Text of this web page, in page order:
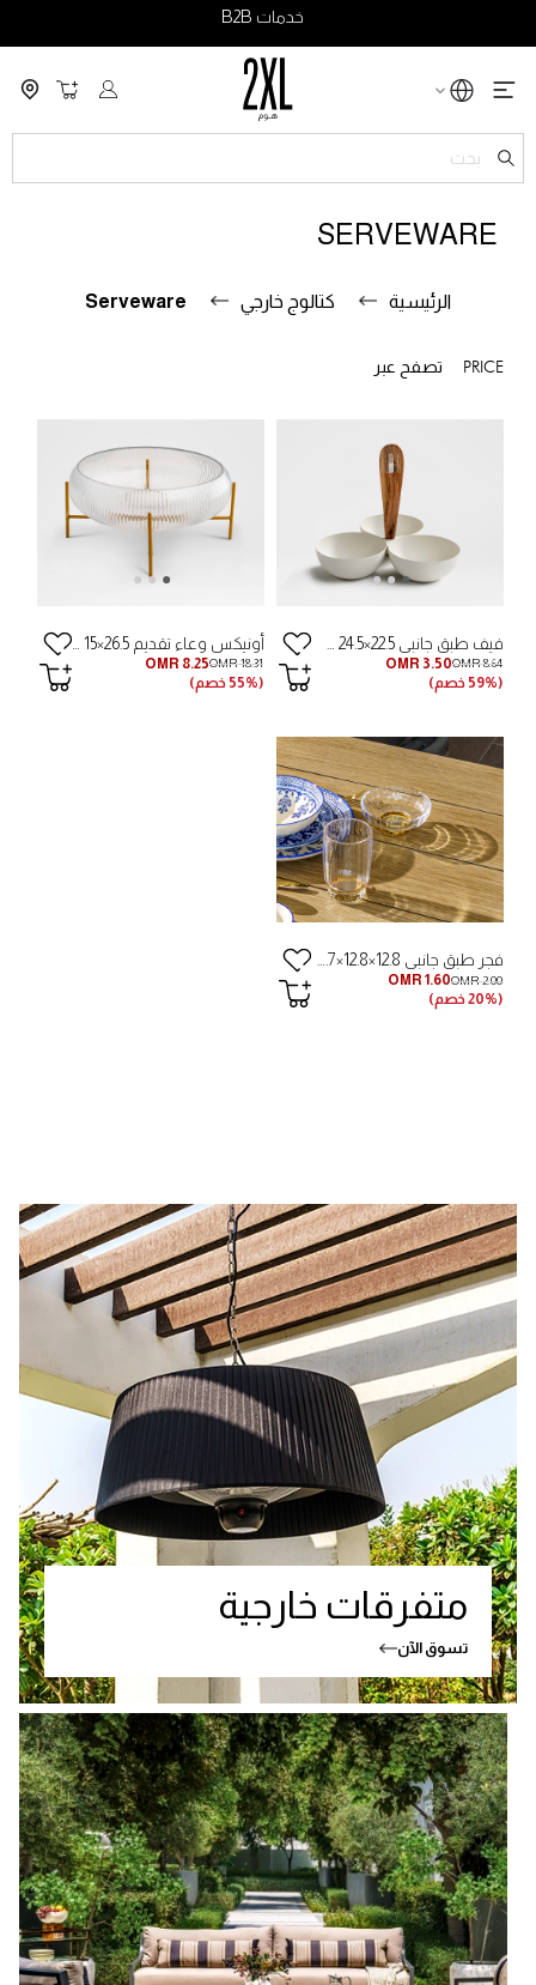
خدمات B2B
سلة
SERVEWARE
الرئيسية كتالوج خارجي Serveware
PRICE تصفح عبر
OMR 3.50OMR 8.64
(59% خصم)
OMR 8.25OMR 18.31
(55% خصم)
فجر طبق جانبي 12.8×12.8×5.7 سم - عنبري
OMR 1.60OMR 2.00
(20% خصم)
متفرقات خارجية
تسوق الآن